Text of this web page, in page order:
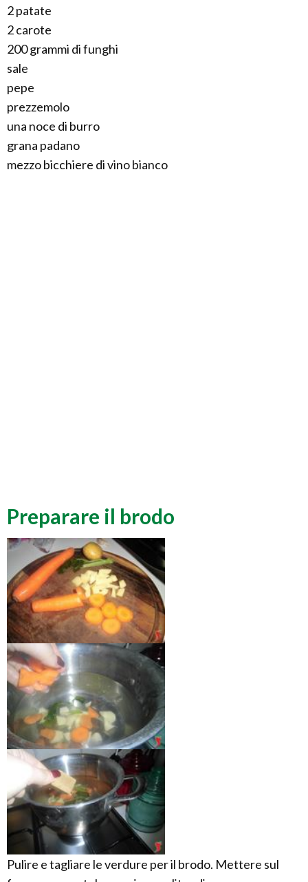
2 patate
2 carote
200 grammi di funghi
sale
pepe
prezzemolo
una noce di burro
grana padano
mezzo bicchiere di vino bianco
Preparare il brodo
Pulire e tagliare le verdure per il brodo. Mettere sul